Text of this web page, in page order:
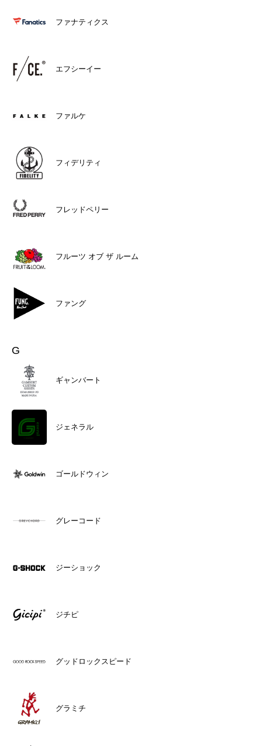
ファナティクス
エフシーイー
ファルケ
フィデリティ
フレッドペリー
フルーツ オブ ザ ルーム
ファング
G
ギャンバート
ジェネラル
ゴールドウィン
グレーコード
ジーショック
ジチピ
グッドロックスピード
グラミチ